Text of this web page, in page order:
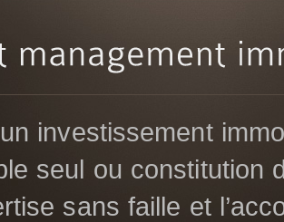
investissement
seul ou constitution
sans faille et